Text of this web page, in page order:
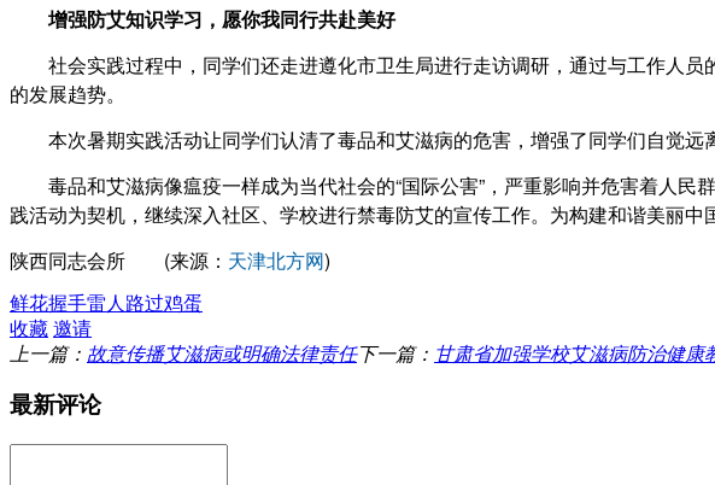
增强防艾知识学习，愿你我同行共赴美好
社会实践过程中，同学们还走进遵化市卫生局进行走访调研，通过与工作人员
的发展趋势。
本次暑期实践活动让同学们认清了毒品和艾滋病的危害，增强了同学们自觉远
毒品和艾滋病像瘟疫一样成为当代社会的“国际公害”，严重影响并危害着人民
践活动为契机，继续深入社区、学校进行禁毒防艾的宣传工作。为构建和谐美丽中
陕西同志会所 (来源： 天津北方网)
鲜花握手雷人 路过鸡蛋
收藏 邀请
上一篇： 故意传播艾滋病或明确法律责任下一篇： 甘肃省加强学校艾滋病防治健康
最新评论